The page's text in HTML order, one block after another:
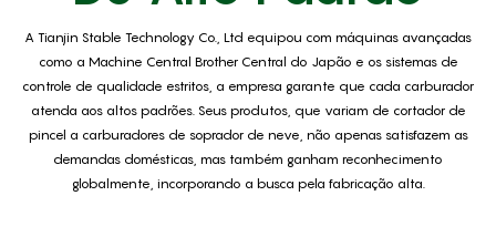
A Tianjin Stable Technology Co., Ltd equipou com máquinas avançadas
como a Machine Central Brother Central do Japão e os sistemas de
controle de qualidade estritos, a empresa garante que cada carburador
atenda aos altos padrões. Seus produtos, que variam de cortador de
pincel a carburadores de soprador de neve, não apenas satisfazem as
demandas domésticas, mas também ganham reconhecimento
globalmente, incorporando a busca pela fabricação alta.